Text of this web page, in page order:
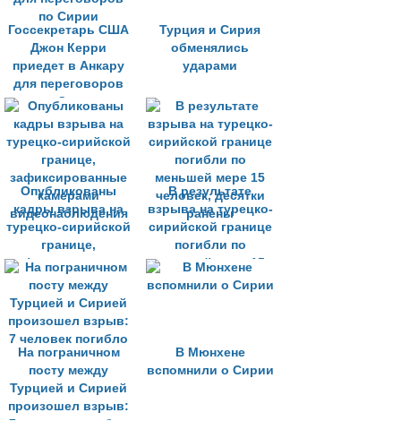
Госсекретарь США
Джон Керри
приедет в Анкару
для переговоров
по Сирии
Турция и Сирия
обменялись
ударами
Опубликованы
кадры взрыва на
турецко-сирийской
границе,
зафиксированные
камерами
видеонаблюдения
В результате
взрыва на турецко-
сирийской границе
погибли по
меньшей мере 15
человек, десятки
На пограничном
посту между
Турцией и Сирией
произошел взрыв:
В Мюнхене
вспомнили о Сирии